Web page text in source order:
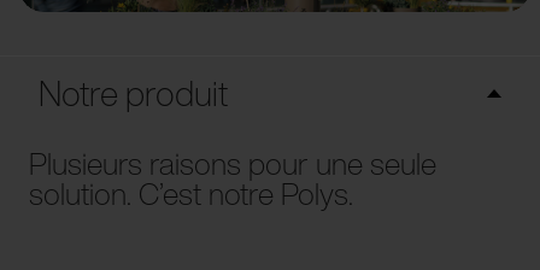
Notre produit
Plusieurs raisons pour une seule
solution. C’est notre Polys.